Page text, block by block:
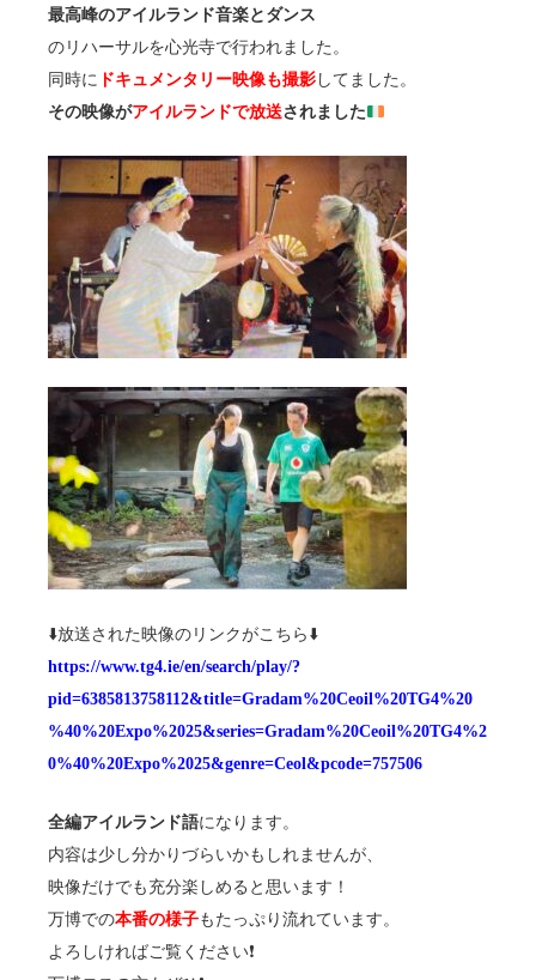
最高峰のアイルランド音楽とダンス
のリハーサルを心光寺で行われました。
同時に ドキュメンタリー映像も撮影 してました。
その映像がアイルランドで放送されました
⬇️放送された映像のリンクがこちら⬇️
https://www.tg4.ie/en/search/play/?
pid=6385813758112&title=Gradam%20Ceoil%20TG4%20
%40%20Expo%2025&series=Gradam%20Ceoil%20TG4%2
0%40%20Expo%2025&genre=Ceol&pcode=757506
全編アイルランド語になります。
内容は少し分かりづらいかもしれませんが、
映像だけでも充分楽しめると思います！
万博での本番の様子もたっぷり流れています。
よろしければご覧ください❗️